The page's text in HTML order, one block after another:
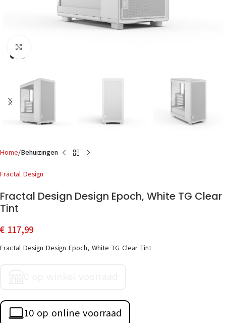
Home Behuizingen
Fractal Design
Fractal Design Design Epoch, White TG Clear
Tint
€ 117,99
Fractal Design Design Epoch, White TG Clear Tint
10 op online voorraad